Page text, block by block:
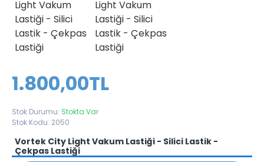
Vortek City Light Vakum Lastiği - Silici Lastik -
Çekpas Lastiği
Stok Durumu: Stokta Var
Stok Kodu: 2050
1.800,00TL